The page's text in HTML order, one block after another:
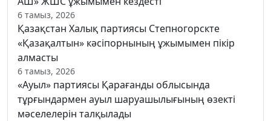
6 тамыз, 2026
Қазақстан Халық партиясы Степногорскте
«Қазақалтын» кәсіпорнының ұжымымен пікір
алмасты
6 тамыз, 2026
«Ауыл» партиясы Қарағанды облысында
тұрғындармен ауыл шаруашылығының өзекті
мәселелерін талқылады